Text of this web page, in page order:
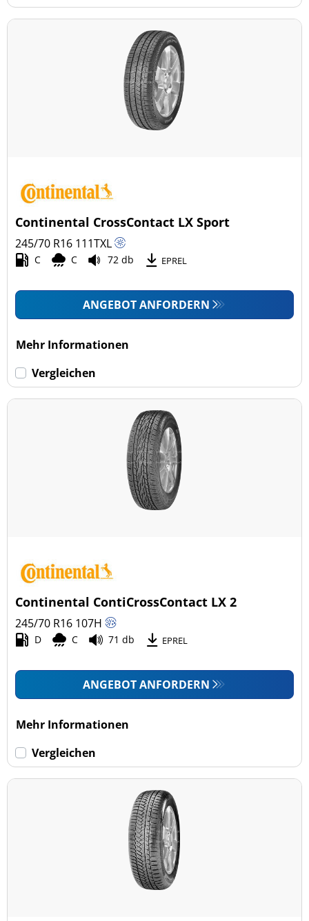
Continental CrossContact LX Sport
245/70 R16 111TXL
C C 72 db EPREL
ANGEBOT ANFORDERN
Mehr Informationen
Vergleichen
Continental ContiCrossContact LX 2
245/70 R16 107H
D C 71 db EPREL
ANGEBOT ANFORDERN
Mehr Informationen
Vergleichen